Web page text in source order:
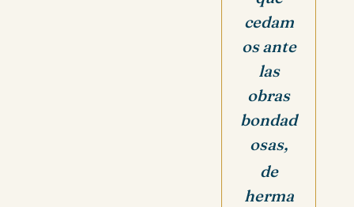
cedam
os ante
las
obras
bondad
osas,
de
herma